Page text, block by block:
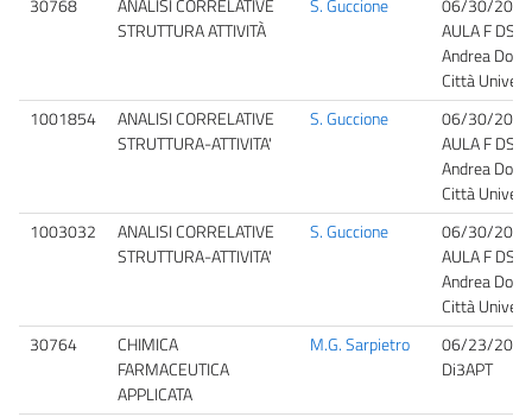
30768
ANALISI CORRELATIVE
STRUTTURA ATTIVITÀ
S. Guccione
06/30/
AULA F
Andrea
Città
1001854
ANALISI CORRELATIVE
STRUTTURA-ATTIVITA'
S. Guccione
06/30/
AULA F
Andrea
Città
1003032
ANALISI CORRELATIVE
STRUTTURA-ATTIVITA'
S. Guccione
06/30/
AULA F
Andrea
Città
30764
CHIMICA
FARMACEUTICA
APPLICATA
M.G. Sarpietro
06/23/
Di3APT